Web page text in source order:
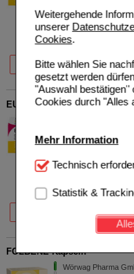
Weitergehende
unserer
Cookies.
Bitte wählen Sie
gesetzt werden
"Auswahl bestätigen"
Cookies durch "Alles
Mehr Information
Technisch
Website notwendig
Kundenkonto),
werden kann.
Einkaufserlebnis
beispielsweise für die
Technisch
Statistik &
30 St 90 St
EUNOVA DuoProtect D3+K2
13360645
90 St
FOLBENE Kapseln
Wörwag Pharma